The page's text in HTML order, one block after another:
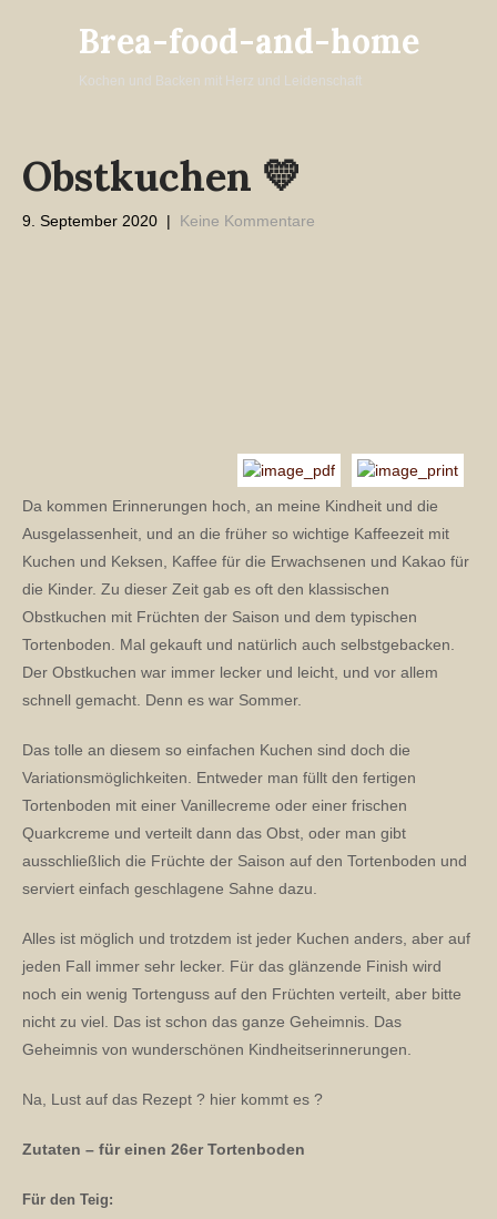
Brea-food-and-home
Kochen und Backen mit Herz und Leidenschaft
Obstkuchen 💛
9. September 2020 | Keine Kommentare
Da kommen Erinnerungen hoch, an meine Kindheit und die
Ausgelassenheit, und an die früher so wichtige Kaffeezeit mit
Kuchen und Keksen, Kaffee für die Erwachsenen und Kakao für
die Kinder. Zu dieser Zeit gab es oft den klassischen
Obstkuchen mit Früchten der Saison und dem typischen
Tortenboden. Mal gekauft und natürlich auch selbstgebacken.
Der Obstkuchen war immer lecker und leicht, und vor allem
schnell gemacht. Denn es war Sommer.
Das tolle an diesem so einfachen Kuchen sind doch die
Variationsmöglichkeiten. Entweder man füllt den fertigen
Tortenboden mit einer Vanillecreme oder einer frischen
Quarkcreme und verteilt dann das Obst, oder man gibt
ausschließlich die Früchte der Saison auf den Tortenboden und
serviert einfach geschlagene Sahne dazu.
Alles ist möglich und trotzdem ist jeder Kuchen anders, aber auf
jeden Fall immer sehr lecker. Für das glänzende Finish wird
noch ein wenig Tortenguss auf den Früchten verteilt, aber bitte
nicht zu viel. Das ist schon das ganze Geheimnis. Das
Geheimnis von wunderschönen Kindheitserinnerungen.
Na, Lust auf das Rezept ? hier kommt es ?
Zutaten – für einen 26er Tortenboden
Für den Teig: